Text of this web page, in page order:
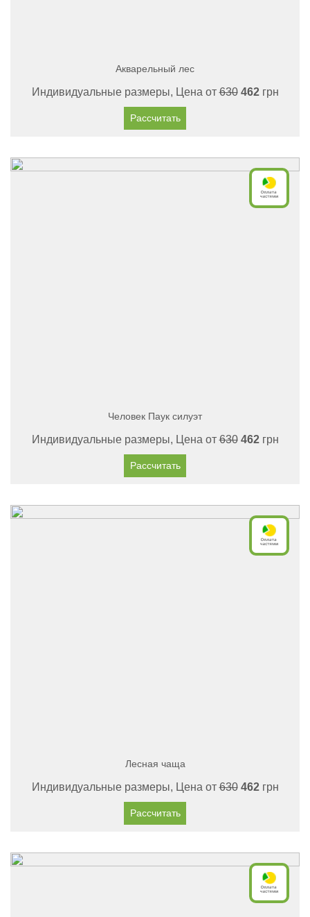
Акварельный лес
Индивидуальные размеры, Цена от630 462грн
Рассчитать
Человек Паук силуэт
Индивидуальные размеры, Цена от630 462грн
Рассчитать
Лесная чаща
Индивидуальные размеры, Цена от630 462грн
Рассчитать